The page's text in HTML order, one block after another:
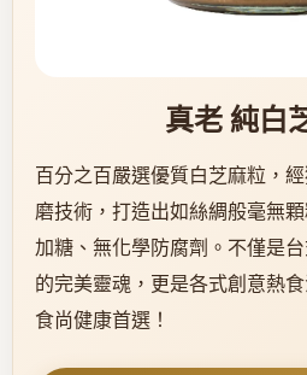
真老 純白
百分之百嚴選優質白芝麻粒，
磨技術，打造出如絲綢般毫無
加糖、無化學防腐劑。不僅是
的完美靈魂，更是各式創意熱
食尚健康首選！